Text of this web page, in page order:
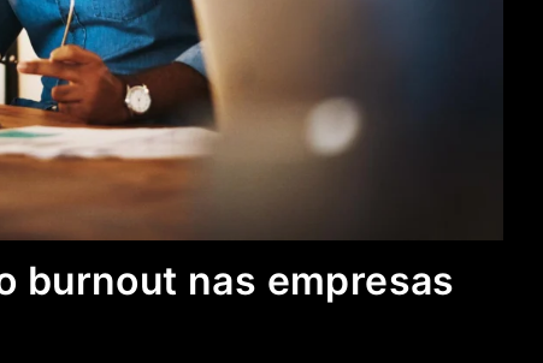
burnout nas empresas